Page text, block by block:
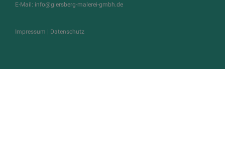
E-Mail: info@giersberg-malerei-gmbh.de
Impressum | Datenschutz